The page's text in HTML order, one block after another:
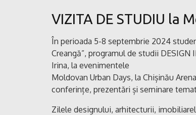
VIZITA DE STUDIU la
În perioada 5-8 septembrie 2024
Creangă”, programul de studii
Irina, la evenimentele
Moldovan Urban Days, la Chișinău
conferințe, prezentări și seminare
Zilele designului, arhitecturii,